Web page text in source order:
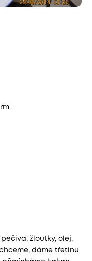
žloutky, olej,
dáme třetinu